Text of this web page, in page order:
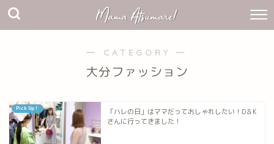
― CATEGORY ―
大分ファッション
Pick Up！
「ハレの日」はママだっておしゃれしたい！D＆K
さんに行ってきました！